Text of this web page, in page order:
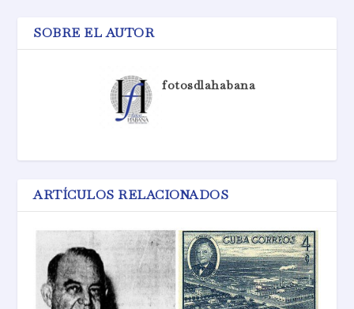
SOBRE EL AUTOR
fotosdlahabana
ARTÍCULOS RELACIONADOS